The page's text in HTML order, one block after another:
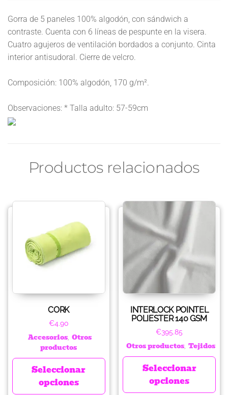
Gorra de 5 paneles 100% algodón, con sándwich a
contraste. Cuenta con 6 líneas de pespunte en la visera.
Cuatro agujeros de ventilación bordados a conjunto. Cinta
interior antisudoral. Cierre de velcro.
Composición: 100% algodón, 170 g/m².
Observaciones: * Talla adulto: 57-59cm
Productos relacionados
CORK
€4.90
Accesorios Otros
productos
Seleccionar
opciones
INTERLOCK POINTEL
POLIESTER 140 GSM
€395.85
Otros productos, Tejidos
Seleccionar
opciones